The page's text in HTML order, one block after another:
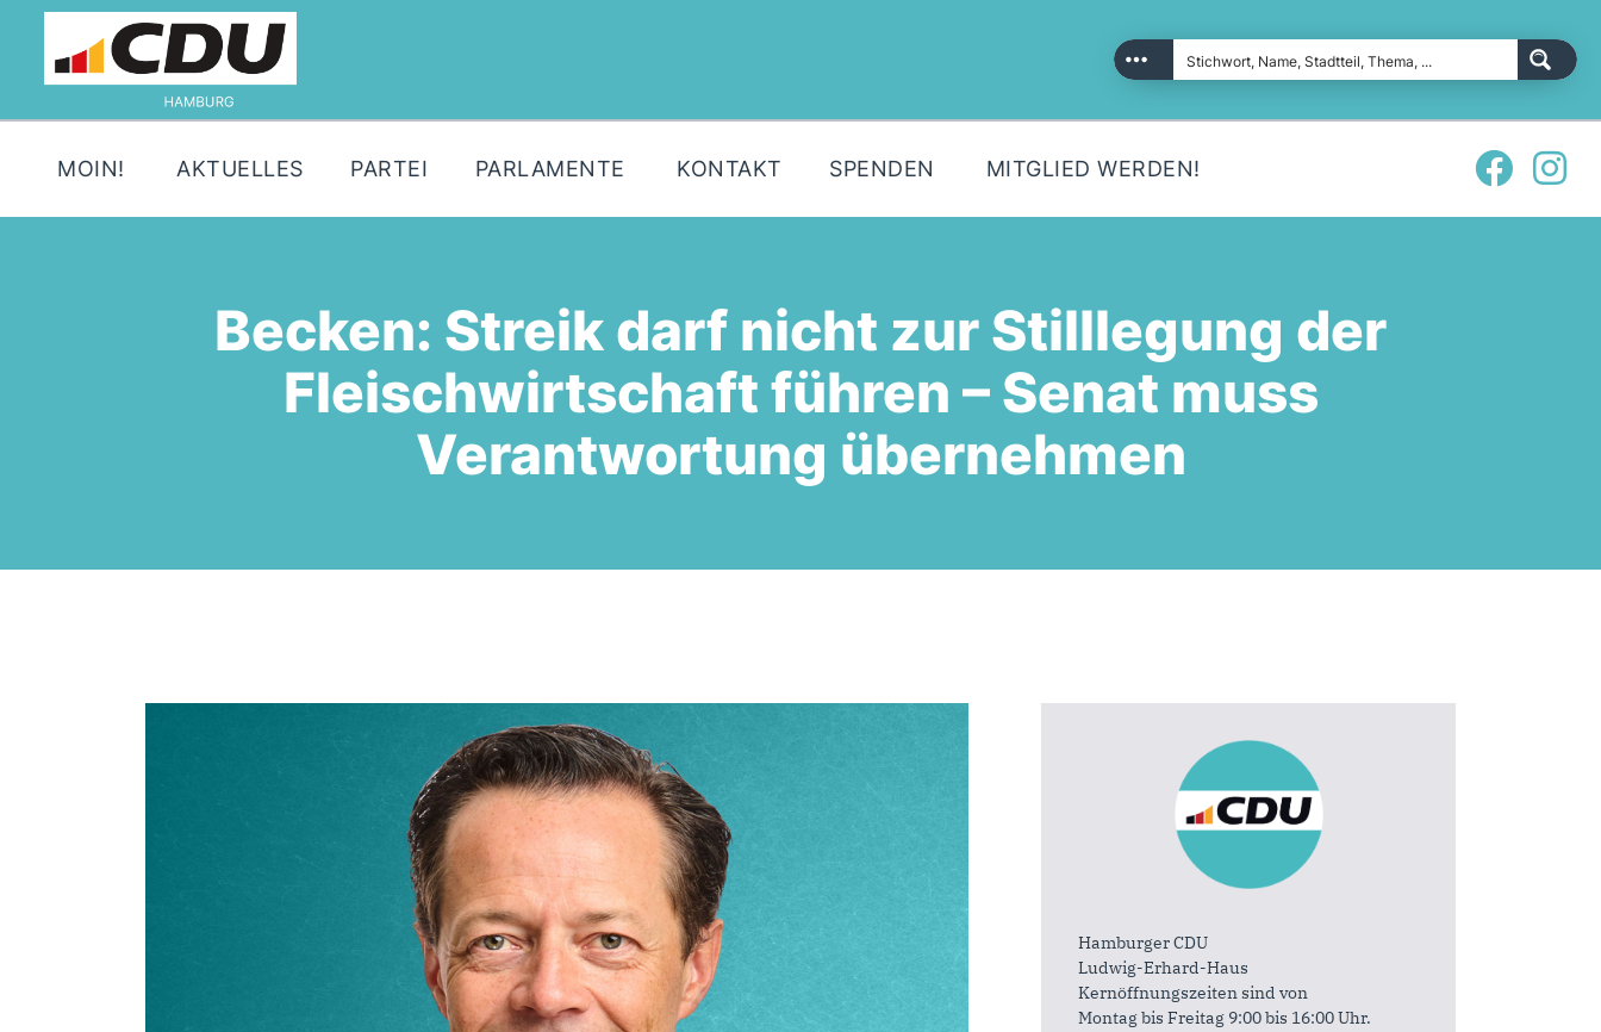
MOIN! AKTUELLES PARTEI PARLAMENTE KONTAKT SPENDEN MITGLIED WERDEN!
Becken: Streik darf nicht zur Stilllegung der
Fleischwirtschaft führen – Senat muss
Verantwortung übernehmen
PARTEI
PARLAMENTE
MITGLIED WERDEN!
Hamburger CDU
Ludwig-Erhard-Haus
Kernöffnungszeiten sind von
Montag bis Freitag 9:00 bis 16:00 Uhr.